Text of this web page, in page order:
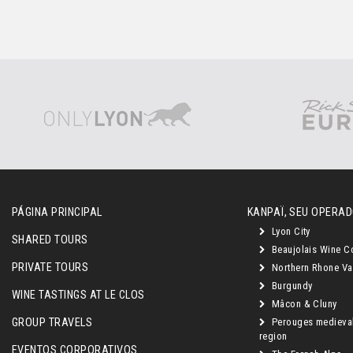
PÁGINA PRINCIPAL
SHARED TOURS
PRIVATE TOURS
WINE TASTINGS AT LE CLOS
GROUP TRAVELS
EVENTOS CORPORATIVOS
KANPAÏ, SEU
Lyon City
Beaujolais Wine
Northern Rhone
Burgundy
Mâcon & Cluny
Perouges
region